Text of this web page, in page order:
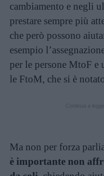
cambiamento e negli
prestare sempre più
che però possono
esempio
per le persone MtoF e
le FtoM, che si è
Ma non per forza
è importante non